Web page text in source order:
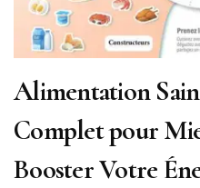
Alimentation
Complet pour
Booster Votre